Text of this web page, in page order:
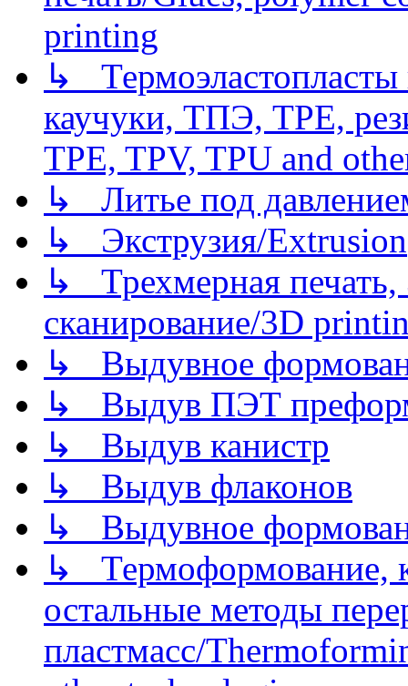
printing
↳
каучуки, ТПЭ, TPE,
TPE, TPV, TPU and
↳ Литье под
↳ Экструзия/Extrusion
↳ Трехмерная
сканирование/3D
↳ Выдувное
↳ Выдув ПЭТ
↳ Выдув канистр
↳ Выдув флаконов
↳ Выдувное
↳ Термоформование,
остальные методы
пластмасс/